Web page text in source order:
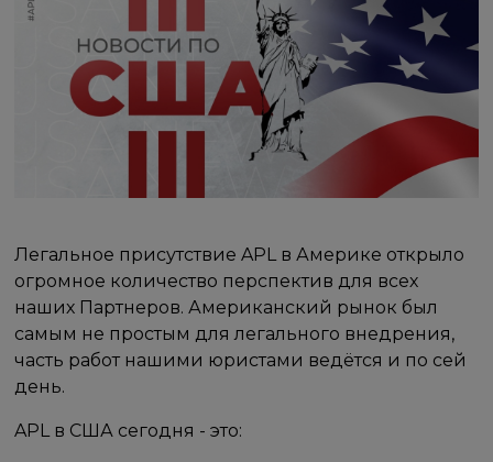
Легальное присутствие APL в Америке открыло
огромное количество перспектив для всех
наших Партнеров. Американский рынок был
самым не простым для легального внедрения,
часть работ нашими юристами ведётся и по сей
день.
APL в США сегодня - это: